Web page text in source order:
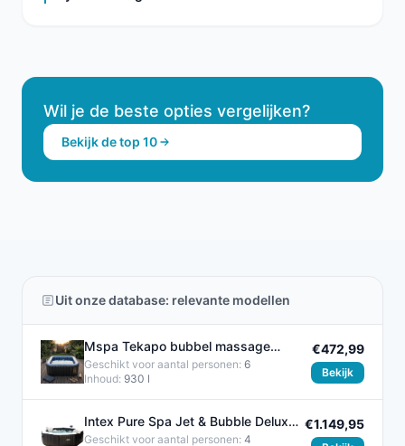
Wil je de beste opties vergelijken?
Bekijk de top 10
Uit onze database: relevante modellen
Mspa Tekapo bubbel massage
jacuzzi - opblaasbaar - 6
Geschikt voor aantal personen: 6
Inhoud: 930 l
€472,99
Bekijk
Intex Pure Spa Jet & Bubble Deluxe
4p - Ø 201 cm
Geschikt voor aantal personen: 4
€1.149,95